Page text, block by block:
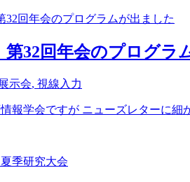
32回年会のプログラ
示会, 視線入力
報学会ですが ニューズレターに